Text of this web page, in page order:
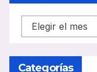
NOTICIAS
CARRIL
BUS
Categorías